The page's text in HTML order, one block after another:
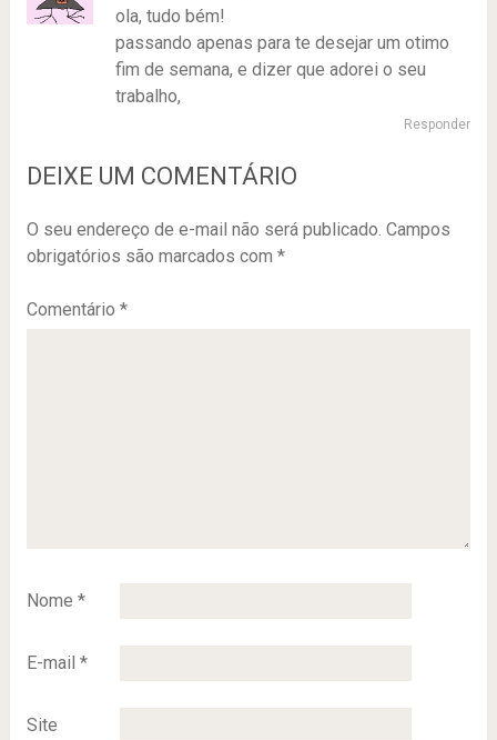
ola, tudo bém!
passando apenas para te desejar um otimo
fim de semana, e dizer que adorei o seu
trabalho,
Responder
DEIXE UM COMENTÁRIO
O seu endereço de e-mail não será publicado. Campos
obrigatórios são marcados com *
Comentário *
Nome *
E-mail *
Site